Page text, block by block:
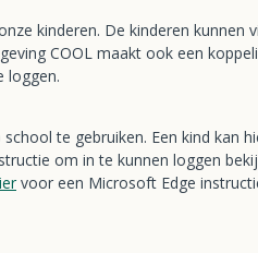
kinderen. De kinderen kunnen
COOL maakt ook een
loggen.
te gebruiken. Een kind kan
om in te kunnen loggen
voor een Microsoft Edge